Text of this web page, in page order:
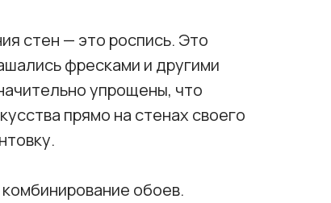
стен — это роспись. Это
фресками и другими
упрощены, что
прямо на стенах своего
обоев.